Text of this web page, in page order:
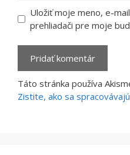
Uložiť moje meno, e-
prehliadači pre moje
Táto stránka používa
Zistite, ako sa